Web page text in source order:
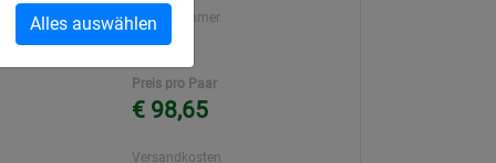
Alles auswählen
hochfest,
Artikelnummer
1501
Preis pro Paar
€ 98,65
Versandkosten